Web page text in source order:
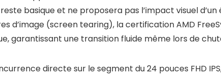
basique et ne proposera pas l’impact visuel
d’image (screen tearing), la certification AMD
garantissant une transition fluide même lors de
directe sur le segment du 24 pouces FHD